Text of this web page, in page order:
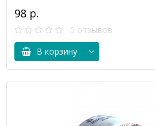
98 р.
0 отзывов
В корзину